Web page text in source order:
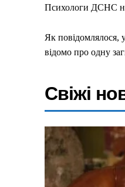
Психологи ДСНС
Як повідомлялося,
відомо про одну
Свіжі